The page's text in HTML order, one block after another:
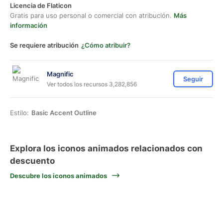
Licencia de Flaticon
Gratis para uso personal o comercial con atribución. Más
información
Se requiere atribución ¿Cómo atribuir?
Magnific
Ver todos los recursos 3,282,856
Seguir
Estilo: Basic Accent Outline
Explora los iconos animados relacionados con
descuento
Descubre los iconos animados